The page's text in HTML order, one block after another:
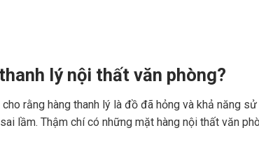
lý nội thất văn phòng?
rằng hàng thanh lý là đồ đã hỏng và khả năng
lầm. Thậm chí có những mặt hàng nội thất văn